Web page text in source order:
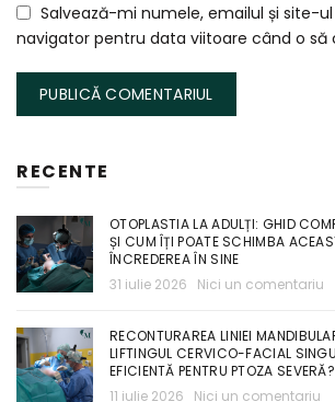
Salvează-mi numele, emailul și site-
navigator pentru data viitoare când o să
RECENTE
OTOPLASTIA LA ADULȚI: GHID
ȘI CUM ÎȚI POATE SCHIMBA
ÎNCREDEREA ÎN SINE
31 iulie 2026
Nici un comentariu
RECONTURAREA LINIEI
LIFTINGUL CERVICO-FACIAL
EFICIENTĂ PENTRU PTOZA SEVERĂ?
11 iulie 2026
Nici un comentariu